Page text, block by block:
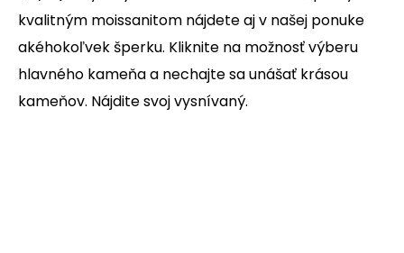
kvalitným moissanitom nájdete aj v našej ponuke
akéhokoľvek šperku. Kliknite na možnosť výberu
hlavného kameňa a nechajte sa unášať krásou
kameňov. Nájdite svoj vysnívaný.